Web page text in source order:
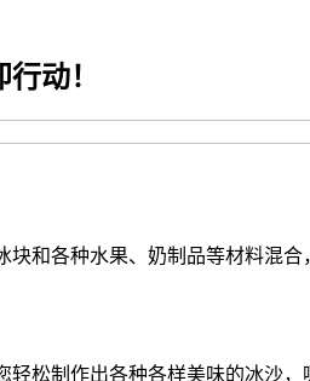
动！
和各种水果、奶制品等材料混
松制作出各种各样美味的冰沙